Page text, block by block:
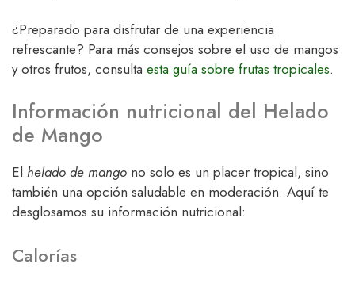
¿Preparado para disfrutar de una experiencia
refrescante? Para más consejos sobre el uso de mangos
y otros frutos, consulta esta guía sobre frutas tropicales.
Información nutricional del Helado
de Mango
El helado de mango no solo es un placer tropical, sino
también una opción saludable en moderación. Aquí te
desglosamos su información nutricional:
Calorías